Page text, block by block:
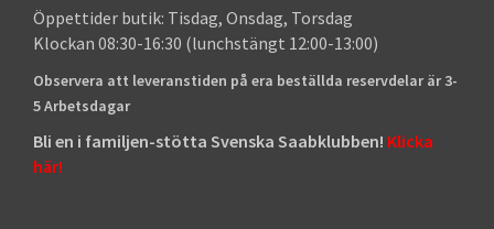
Öppettider butik: Tisdag, Onsdag, Torsdag
Klockan 08:30-16:30 (lunchstängt 12:00-13:00)
Observera att leveranstiden på era beställda reservdelar är 3-
5 Arbetsdagar
Bli en i familjen-stötta Svenska Saabklubben! Klicka
här!